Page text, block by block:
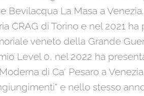
Bevilacqua La Masa a
CRAG di Torino e nel 2021
veneto della Grande
Level 0, nel 2022 ha
di Ca' Pesaro a
e nello stesso